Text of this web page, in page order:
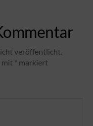
veröffentlicht.
mit * markiert